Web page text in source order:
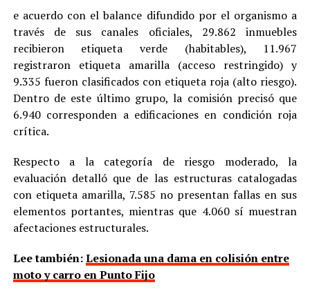
e acuerdo con el balance difundido por el organismo a
través de sus canales oficiales, 29.862 inmuebles
recibieron etiqueta verde (habitables), 11.967
registraron etiqueta amarilla (acceso restringido) y
9.335 fueron clasificados con etiqueta roja (alto riesgo).
Dentro de este último grupo, la comisión precisó que
6.940 corresponden a edificaciones en condición roja
crítica.
Respecto a la categoría de riesgo moderado, la
evaluación detalló que de las estructuras catalogadas
con etiqueta amarilla, 7.585 no presentan fallas en sus
elementos portantes, mientras que 4.060 sí muestran
afectaciones estructurales.
Lee también:Lesionada una dama en colisión entre
moto y carro en Punto Fijo